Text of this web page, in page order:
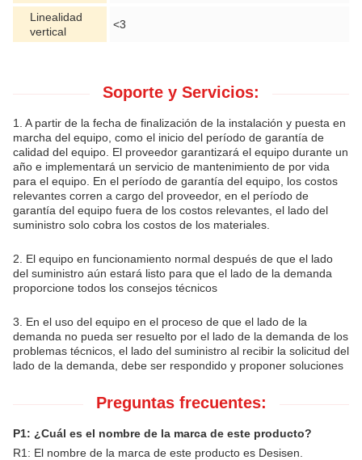
Linealidad
vertical
<3
Soporte y Servicios:
1. A partir de la fecha de finalización de la instalación y puesta en
marcha del equipo, como el inicio del período de garantía de
calidad del equipo. El proveedor garantizará el equipo durante un
año e implementará un servicio de mantenimiento de por vida
para el equipo. En el período de garantía del equipo, los costos
relevantes corren a cargo del proveedor, en el período de
garantía del equipo fuera de los costos relevantes, el lado del
suministro solo cobra los costos de los materiales.
2. El equipo en funcionamiento normal después de que el lado
del suministro aún estará listo para que el lado de la demanda
proporcione todos los consejos técnicos
3. En el uso del equipo en el proceso de que el lado de la
demanda no pueda ser resuelto por el lado de la demanda de los
problemas técnicos, el lado del suministro al recibir la solicitud del
lado de la demanda, debe ser respondido y proponer soluciones
Preguntas frecuentes:
P1: ¿Cuál es el nombre de la marca de este producto?
R1: El nombre de la marca de este producto es Desisen.